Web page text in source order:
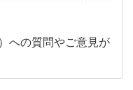
への質問やご意見が